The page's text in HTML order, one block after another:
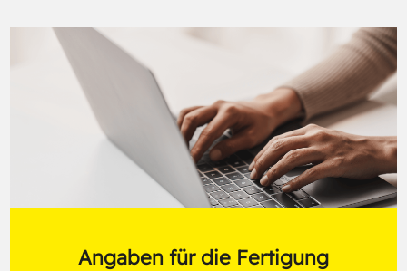
Angaben für die Fertigung